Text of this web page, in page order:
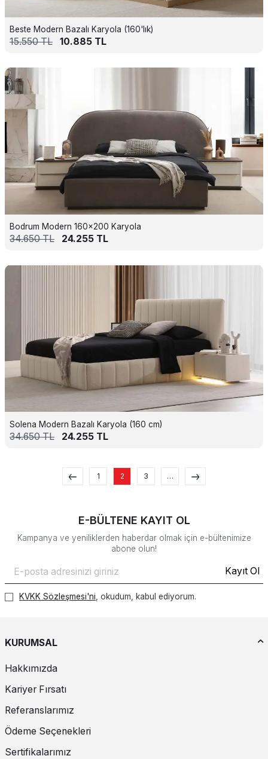
Beste Modern Bazalı Karyola (160'lık)
15.550TL 10.885 TL
Bodrum Modern 160x200 Karyola
34.650TL 24.255 TL
Solena Modern Bazalı Karyola (160 cm)
34.650TL 24.255 TL
1 2 3 …
E-BÜLTENE KAYIT OL
Kampanya ve yeniliklerden haberdar olmak için e-bültenimize
abone olun!
Kayıt Ol
KVKK Sözleşmesi'ni , okudum, kabul ediyorum.
KURUMSAL
Hakkımızda
Kariyer Fırsatı
Referanslarımız
Ödeme Seçenekleri
Sertifikalarımız